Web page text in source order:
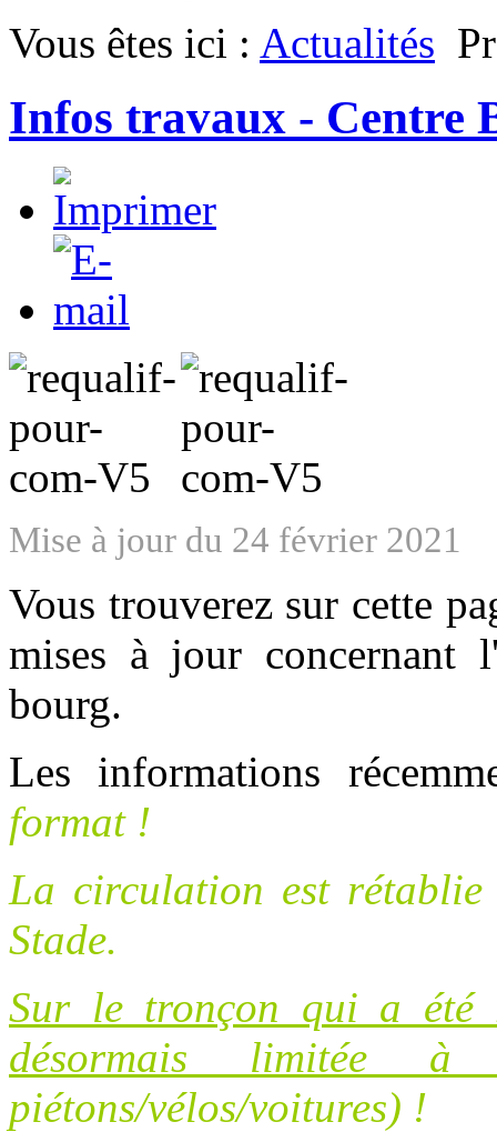
Vous êtes ici : Actualités
Infos travaux - Centre
Mise à jour du 24 février 2021
Vous trouverez sur cette
mises à jour concernant
bourg.
Les informations
format !
La circulation est
Stade.
Sur le tronçon qui a
désormais limitée
piétons/vélos/voitures) !